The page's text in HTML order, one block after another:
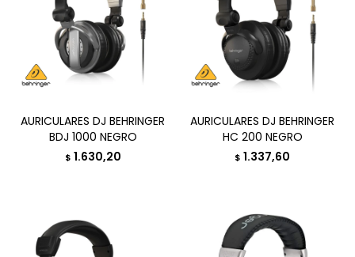
AURICULARES DJ BEHRINGER
BDJ 1000 NEGRO
$ 1.630,20
AURICULARES DJ BEHRINGER
HC 200 NEGRO
$ 1.337,60